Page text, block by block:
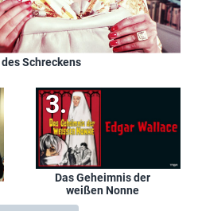
Schreckens
Das Geheimnis der
weißen Nonne